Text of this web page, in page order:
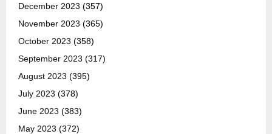
December 2023 (357)
November 2023 (365)
October 2023 (358)
September 2023 (317)
August 2023 (395)
July 2023 (378)
June 2023 (383)
May 2023 (372)